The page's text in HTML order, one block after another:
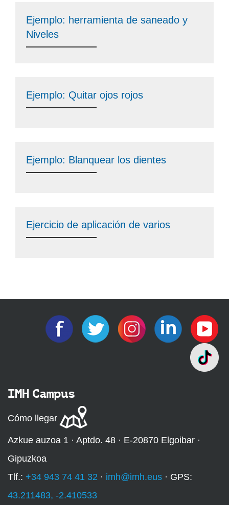
Ejemplo: herramienta de saneado y
Niveles
Ejemplo: Quitar ojos rojos
Ejemplo: Blanquear los dientes
Ejercicio de aplicación de varios
IMH Campus
Cómo llegar
Azkue auzoa 1 · Aptdo. 48 · E-20870 Elgoibar ·
Gipuzkoa
Tlf.: +34 943 74 41 32 · imh@imh.eus · GPS:
43.211483, -2.410533